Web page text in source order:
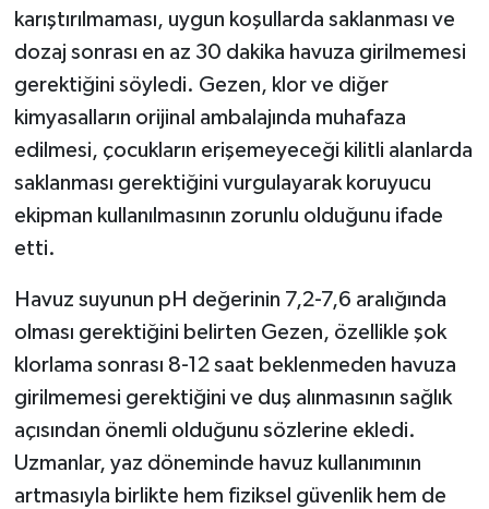
karıştırılmaması, uygun koşullarda saklanması ve
dozaj sonrası en az 30 dakika havuza girilmemesi
gerektiğini söyledi. Gezen, klor ve diğer
kimyasalların orijinal ambalajında muhafaza
edilmesi, çocukların erişemeyeceği kilitli alanlarda
saklanması gerektiğini vurgulayarak koruyucu
ekipman kullanılmasının zorunlu olduğunu ifade
etti.
Havuz suyunun pH değerinin 7,2-7,6 aralığında
olması gerektiğini belirten Gezen, özellikle şok
klorlama sonrası 8-12 saat beklenmeden havuza
girilmemesi gerektiğini ve duş alınmasının sağlık
açısından önemli olduğunu sözlerine ekledi.
Uzmanlar, yaz döneminde havuz kullanımının
artmasıyla birlikte hem fiziksel güvenlik hem de